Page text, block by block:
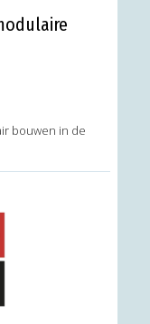
bouwen in de